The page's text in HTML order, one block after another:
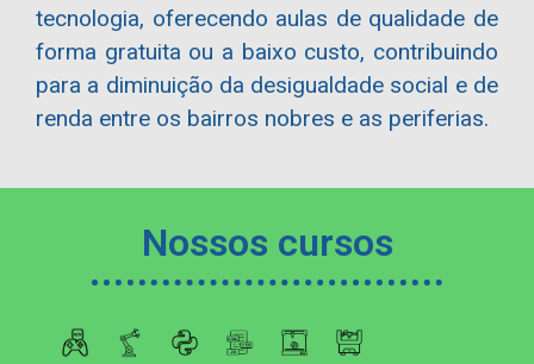
tecnologia, oferecendo aulas de qualidade de
forma gratuita ou a baixo custo, contribuindo
para a diminuição da desigualdade social e de
renda entre os bairros nobres e as periferias.
Nossos cursos